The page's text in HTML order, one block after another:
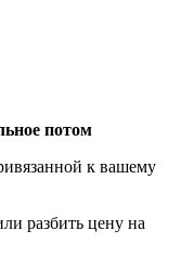
потом
к вашему
разбить цену на